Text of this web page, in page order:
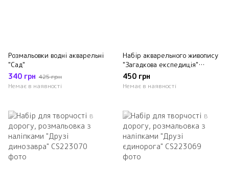
Розмальовки водні акварельні
"Сад"
340 грн 425 грн
Немає в наявності
Набір акварельного живопису
"Загадкова експедиція"
Mideer
450 грн
Немає в наявності